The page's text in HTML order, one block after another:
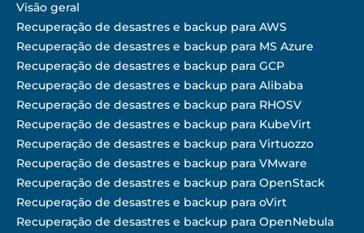
Visão geral
Recuperação de desastres e backup para AWS
Recuperação de desastres e backup para MS Azure
Recuperação de desastres e backup para GCP
Recuperação de desastres e backup para Alibaba
Recuperação de desastres e backup para RHOSV
Recuperação de desastres e backup para KubeVirt
Recuperação de desastres e backup para Virtuozzo
Recuperação de desastres e backup para VMware
Recuperação de desastres e backup para OpenStack
Recuperação de desastres e backup para oVirt
Recuperação de desastres e backup para OpenNebula